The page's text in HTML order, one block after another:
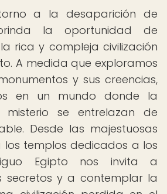
a la desaparición de
la oportunidad de
rica y compleja civilización
A medida que exploramos
y sus creencias,
en un mundo donde la
se entrelazan de
Desde las majestuosas
los templos dedicados a los
Egipto nos invita a
secretos y a contemplar la